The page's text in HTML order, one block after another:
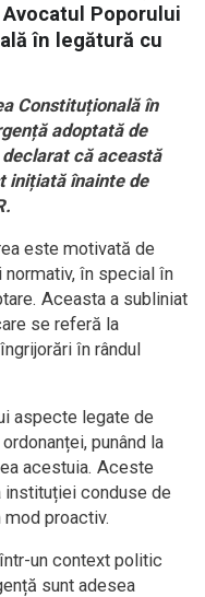
Poporului
în legătură cu
Constituțională în
adoptată de
declarat că această
inițiată înainte de
este motivată de
normativ, în special în
Aceasta a subliniat
se referă la
în rândul
aspecte legate de
punând la
acestuia. Aceste
instituției conduse de
proactiv.
un context politic
sunt adesea